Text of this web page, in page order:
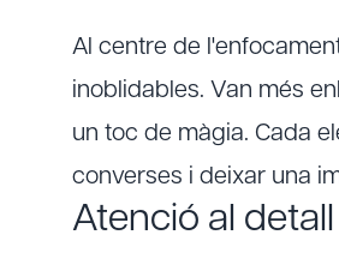
Al centre de
inoblidables. Van més
un toc de màgia. Cada
converses i deixar una
Atenció al detall